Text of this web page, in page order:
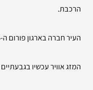
הרכבת.
העיר חברה בארגון פורום ה-15.
המזג אוויר עכשיו בגבעתיים